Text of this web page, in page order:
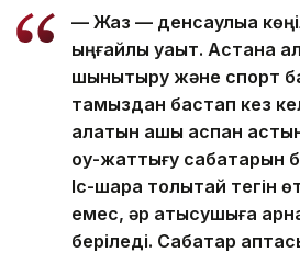
— Жаз — денсаулыққа
ыңғайлы уақыт. Астана
шынықтыру және спорт
тамыздан бастап кез
алатын ашық аспан
оқу-жаттығу сабақтарын
Іс-шара толықтай тегін
емес, әр қатысушыға
беріледі. Сабақтар